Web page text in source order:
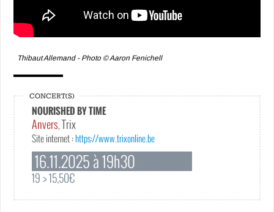
Thibaut Allemand - Photo © Aaron Fenichell
CONCERT(S)
NOURISHED BY TIME
Anvers,Trix
Site internet :https://www.trixonline.be
16.11.2025 à 19h30
19 > 15,50€